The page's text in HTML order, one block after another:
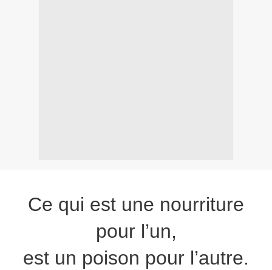
Ce qui est une nourriture
pour l’un,
est un poison pour l’autre.